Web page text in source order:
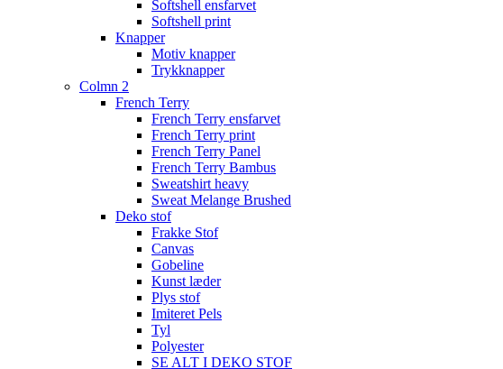
Softshell ensfarvet
Softshell print
Knapper
Motiv knapper
Trykknapper
Colmn 2
French Terry
French Terry ensfarvet
French Terry print
French Terry Panel
French Terry Bambus
Sweatshirt heavy
Sweat Melange Brushed
Deko stof
Frakke Stof
Canvas
Gobeline
Kunst læder
Plys stof
Imiteret Pels
Tyl
Polyester
SE ALT I DEKO STOF